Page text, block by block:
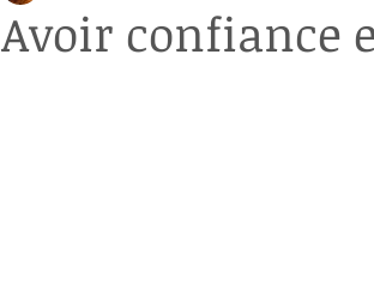
Avoir confiance